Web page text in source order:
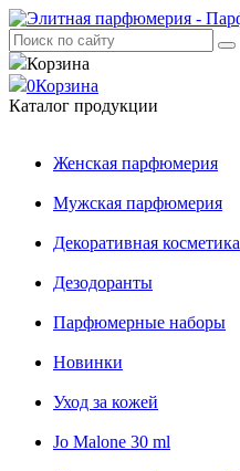
Корзина
0Корзина
Каталог продукции
Женская парфюмерия
Мужская парфюмерия
Декоративная косметика
Дезодоранты
Парфюмерные наборы
Новинки
Уход за кожей
Jo Malone 30 ml